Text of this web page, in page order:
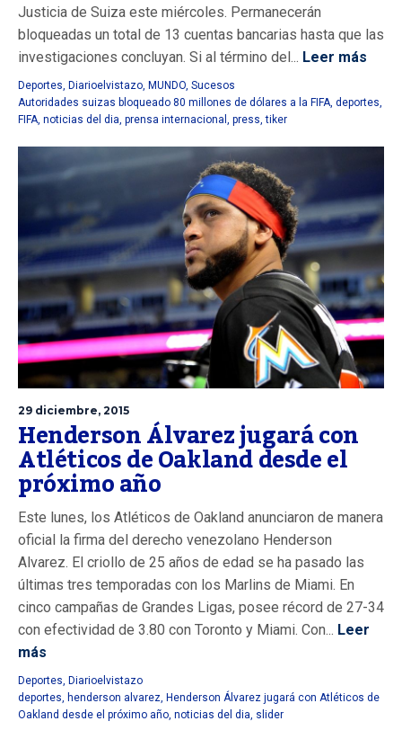
Justicia de Suiza este miércoles. Permanecerán
bloqueadas un total de 13 cuentas bancarias hasta que las
investigaciones concluyan. Si al término del... Leer más
Deportes, Diarioelvistazo, MUNDO, Sucesos
Autoridades suizas bloqueado 80 millones de dólares a la FIFA, deportes,
FIFA, noticias del dia, prensa internacional , press,tiker
29 diciembre, 2015
Henderson Álvarez jugará con
Atléticos de Oakland desde el
próximo año
Este lunes, los Atléticos de Oakland anunciaron de manera
oficial la firma del derecho venezolano Henderson
Alvarez. El criollo de 25 años de edad se ha pasado las
últimas tres temporadas con los Marlins de Miami. En
cinco campañas de Grandes Ligas, posee récord de 27-34
con efectividad de 3.80 con Toronto y Miami. Con... Leer
más
Deportes, Diarioelvistazo
deportes, henderson alvarez, Henderson Álvarez jugará con Atléticos de
Oakland desde el próximo año, noticias del dia, slider